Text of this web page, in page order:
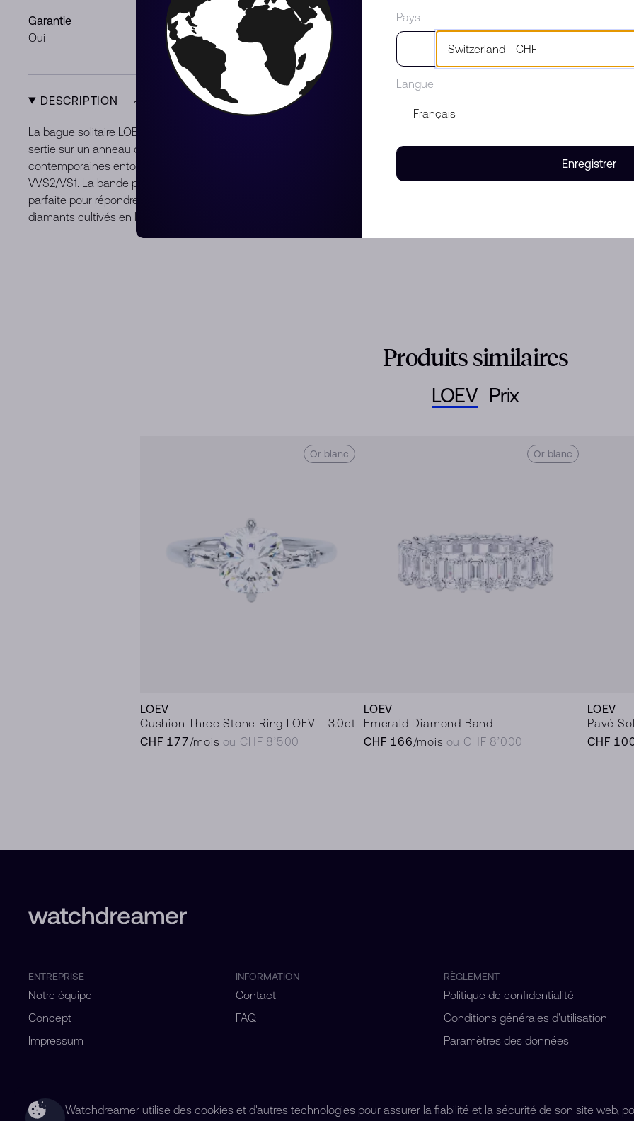
Garantie
Oui
Condition
DESCRIPTION
La bague solitaire LOEV Pavé est fabriquée à la main avec un diamant de taille coussin et
sertie sur un anneau de diamants pavés brillants en or recyclé de 18kt. Les griffes
contemporaines entourent le coussin central de 2 carats de couleur E/F et de pureté
VVS2/VS1. La bande pavée de 3 D est sertie aux 3/4 de la bande, créant ainsi la bague
parfaite pour répondre aux questions. La collection de fiançailles LOEV est composée de
diamants cultivés en laboratoire à l'aide d'énergies renouvelables.
Produits similaires
LOEV
Or blanc
LOEV
Cushion Three Stone Ring LOEV - 3.0ct
CHF 177/mois ou CHF 8’500
Or blanc
LOEV
Emerald Diamond Band
CHF 166/mois ou CHF 8’000
LOEV
Pavé
CHF
Prix
ENTREPRISE
Notre équipe
Concept
Impressum
INFORMATION
Contact
FAQ
RÈGLEMENT
Politique de confidentialité
Conditions générales d'utilisation
Paramètres des données
Watchdreamer utilise des cookies et d'autres technologies pour assurer la fiabilité et la sécurité de son site web,
Pays
Langue
Enregistrer